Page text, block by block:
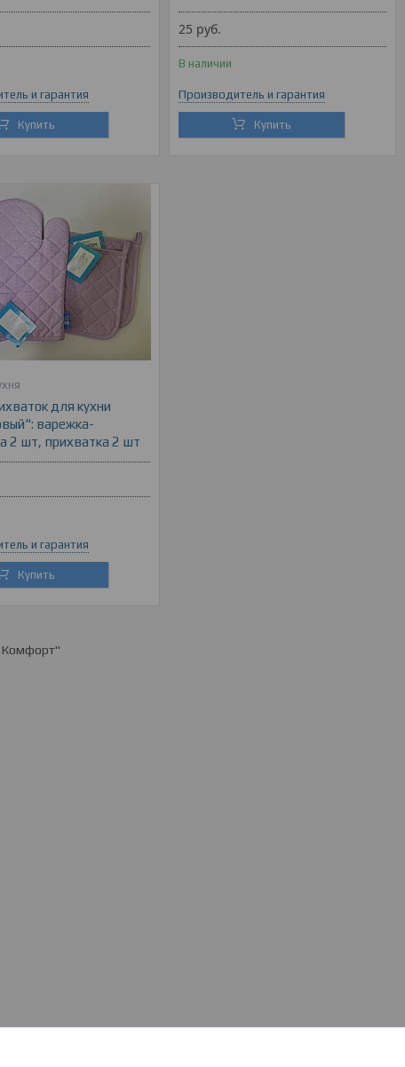
и гарантия
Купить
25 руб.
В наличии
Производитель и гарантия
Купить
для кухни
варежка-
2 шт, прихватка 2 шт
и гарантия
Купить
Комфорт"